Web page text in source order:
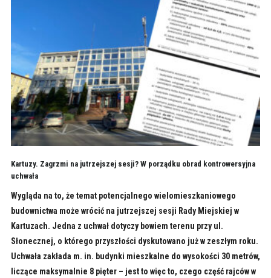
Kartuzy. Zagrzmi na jutrzejszej sesji? W porządku obrad kontrowersyjna
uchwała
Wygląda na to, że temat potencjalnego wielomieszkaniowego
budownictwa może wrócić na jutrzejszej sesji Rady Miejskiej w
Kartuzach. Jedna z uchwał dotyczy bowiem terenu przy ul.
Słonecznej, o którego przyszłości dyskutowano już w zeszłym roku.
Uchwała zakłada m. in. budynki mieszkalne do wysokości 30 metrów,
liczące maksymalnie 8 pięter – jest to więc to, czego część rajców w